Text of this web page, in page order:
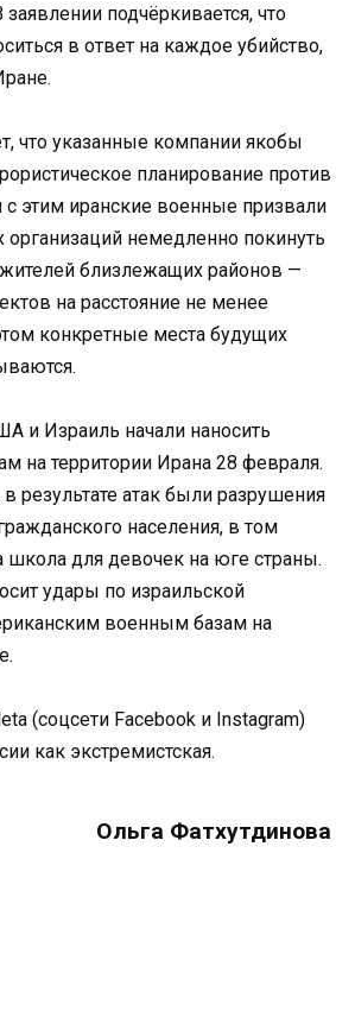
подчёркивается, что
в ответ на каждое убийство,
что указанные компании якобы
планирование против
с этим иранские военные призвали
организаций немедленно покинуть
близлежащих районов —
на расстояние не менее
конкретные места будущих
и Израиль начали наносить
на территории Ирана 28 февраля.
атак были разрушения
населения, в том
школа для девочек на юге страны.
удары по израильской
военным базам на
(соцсети Facebook и Instagram)
как экстремистская.
Ольга Фатхутдинова